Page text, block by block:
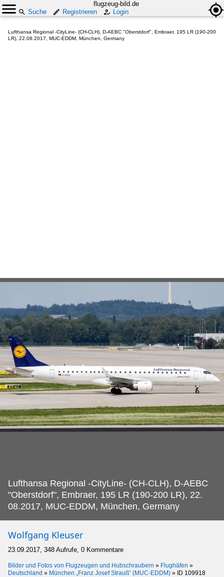
flugzeug-bild.de
Suche
Registrieren Login
Lufthansa Regional -CityLine- (CH-CLH), D-AEBC "Oberstdorf", Embraer, 195 LR (190-200
LR), 22.08.2017, MUC-EDDM, München, Germany
Lufthansa Regional -CityLine- (CH-CLH), D-AEBC
"Oberstdorf", Embraer, 195 LR (190-200 LR), 22.
08.2017, MUC-EDDM, München, Germany
Wolfgang Kleuser
23.09.2017, 348 Aufrufe, 0 Kommentare
Bilder und Fotos von Flugzeugen und Hubschraubern » Flughäfen »
Deutschland » München „Franz Josef Strauß“ (MUC-EDDM) » ID 109918